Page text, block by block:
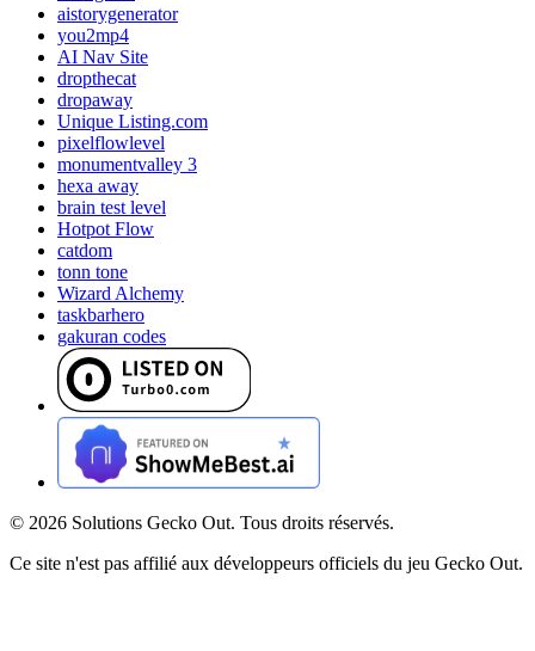
aistorygenerator
you2mp4
AI Nav Site
dropthecat
dropaway
Unique Listing.com
pixelflowlevel
monumentvalley 3
hexa away
brain test level
Hotpot Flow
catdom
tonn tone
Wizard Alchemy
taskbarhero
gakuran codes
© 2026 Solutions Gecko Out. Tous droits réservés.
Ce site n'est pas affilié aux développeurs officiels du jeu Gecko Out.